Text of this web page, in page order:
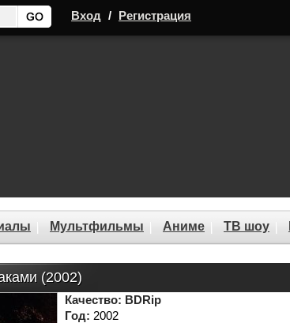
Вход / Регистрация
Мультфильмы Аниме ТВ шоу
(2002)
Качество: BDRip
Год: 2002